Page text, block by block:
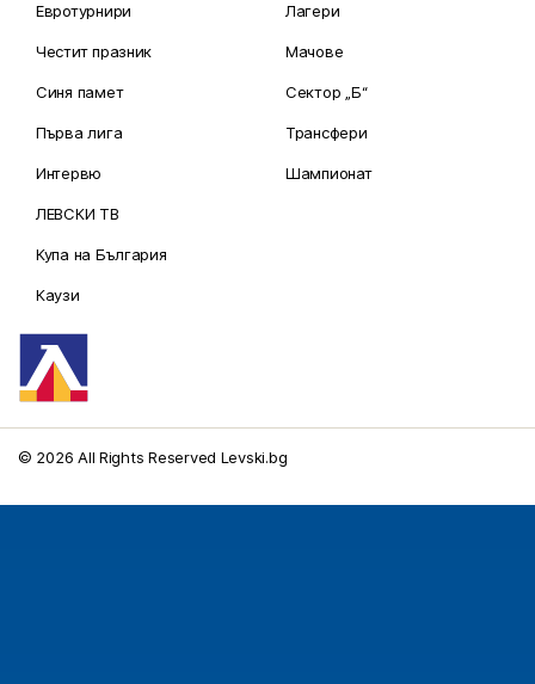
Евротурнири
Честит празник
Синя памет
Първа лига
Интервю
ЛЕВСКИ ТВ
Купа на България
Каузи
Лагери
Мачове
Сектор „Б“
Трансфери
Шампионат
© 2026 All Rights Reserved Levski.bg